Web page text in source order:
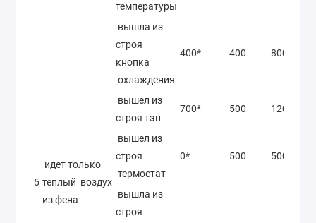
температуры
вышла из
строя
кнопка
охлаждения
400* 400 800*
5
идет только
теплый воздух
из фена
вышел из
строя тэн
700* 500 1200*
вышел из
строя
термостат
0* 500 500*
вышла из
строя